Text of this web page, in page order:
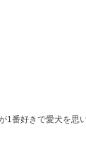
番好きで愛犬を思